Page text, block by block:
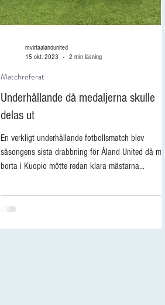
Underhållande då medaljerna skulle
delas ut
En verkligt underhållande fotbollsmatch blev
säsongens sista drabbning för Åland United då man
borta i Kuopio mötte redan klara mästarna...
Matchreferat
mvirtaalandunited
15 okt. 2023
2 min läsning